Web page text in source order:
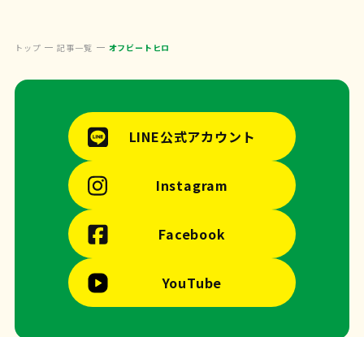
トップ 記事一覧 オフビートヒロ
LINE公式アカウント
Instagram
Facebook
YouTube